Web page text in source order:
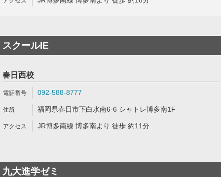
スクールIE
春日西校
092-588-8777
福岡県春日市下白水南6-6 シャトレ博多南1F
JR博多南線 博多南より 徒歩 約11分
九大進学ゼミ